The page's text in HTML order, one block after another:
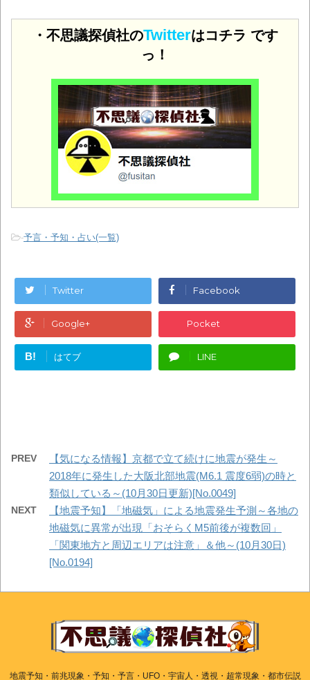
・不思議探偵社のTwitterはコチラ です
っ！
-予言・予知・占い(一覧)
Twitter Facebook
Google+ Pocket
B! はてブ LINE
PREV
【気になる情報】京都で立て続けに地震が発生～
2018年に発生した大阪北部地震(M6.1 震度6弱)の時と
類似している～(10月30日更新)[No.0049]
NEXT
【地震予知】「地磁気」による地震発生予測～各地の
地磁気に異常が出現「おそらくM5前後が複数回」
「関東地方と周辺エリアは注意」＆他～(10月30日)
[No.0194]
地震予知・前兆現象・予知・予言・UFO・宇宙人・透視・超常現象・都市伝説